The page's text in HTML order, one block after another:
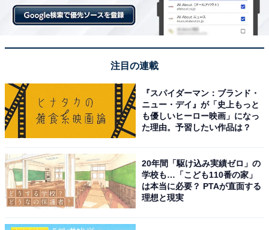
注目の連載
『スパイダーマン：ブランド・
ニュー・デイ』が「史上もっと
も優しいヒーロー映画」になっ
た理由。予習したい作品は？
20年間「駆け込み実績ゼロ」の
学校も…「こども110番の家」
は本当に必要？ PTAが直面する
理想と現実